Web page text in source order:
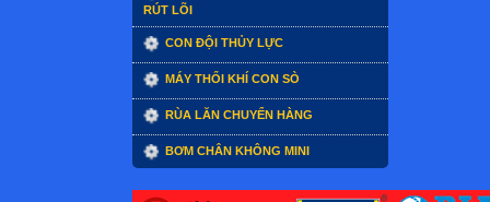
RÚT LÕI
CON ĐỘI THỦY LỰC
MÁY THỔI KHÍ CON SÒ
RÙA LĂN CHUYỂN HÀNG
BƠM CHÂN KHÔNG MINI